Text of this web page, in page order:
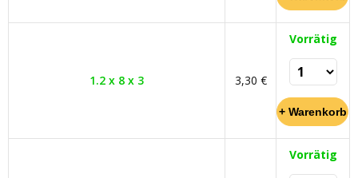
1.2 x 8 x 3 3,30 €
Vorrätig
Vorrätig